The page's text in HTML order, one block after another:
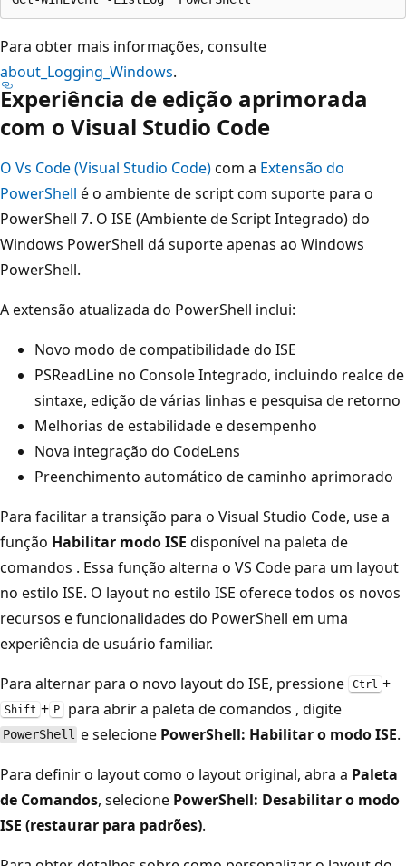
Para obter mais informações, consulte
about_Logging_Windows.
Experiência de edição aprimorada
com o Visual Studio Code
O Vs Code (Visual Studio Code)com a Extensão do
PowerShell é o ambiente de script com suporte para o
PowerShell 7. O ISE (Ambiente de Script Integrado) do
Windows PowerShell dá suporte apenas ao Windows
PowerShell.
A extensão atualizada do PowerShell inclui:
Novo modo de compatibilidade do ISE
PSReadLine no Console Integrado, incluindo realce de
sintaxe, edição de várias linhas e pesquisa de retorno
Melhorias de estabilidade e desempenho
Nova integração do CodeLens
Preenchimento automático de caminho aprimorado
Para facilitar a transição para o Visual Studio Code, use a
função Habilitar modo ISE disponível na paleta de
comandos . Essa função alterna o VS Code para um layout
no estilo ISE. O layout no estilo ISE oferece todos os novos
recursos e funcionalidades do PowerShell em uma
experiência de usuário familiar.
Para alternar para o novo layout do ISE, pressione
Ctrl +
Shift + P para abrir a paleta de comandos , digite
PowerShell e selecione PowerShell: Habilitar o modo ISE.
Para definir o layout como o layout original, abra a Paleta
de Comandos, selecione PowerShell: Desabilitar o modo
ISE (restaurar para padrões).